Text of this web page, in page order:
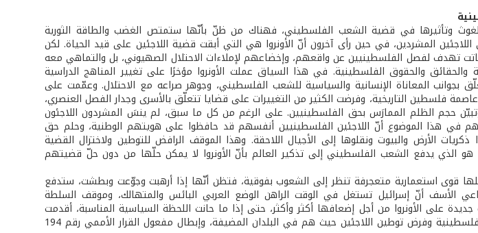
وتأثيرها في قضية الشعب الفلسطيني، فهناك من ظنّ بأنّها ستمتص الغضب والطاقة الثورية
المشردين، في حين رأى آخرون أنّ الأونروا هي التي أبقت قضية اللاجئين على قيد الحياة. لكن
تهدف لفصل الفلسطينيين عن واقعهم، وإخضاعهم لإملاءات الاحتلال الصهيوني، بل والتماهي معه
والحقوق الفلسطينية. في هذا السياق عملت الأونروا مؤخرًا على تغيير المناهج الدراسية
المعاناة الإنسانية والسياسية للشعب الفلسطيني، وجوهر صراعه مع الاحتلال. وعمّمت على
فلسطين التاريخية، وفرضت الكثير من التغييرات على قضايا تتعلّق بالأسرى وجدار الفصل العنصري،
وتبيّن حجم الظلم الممارَس بحق الفلسطينيين. على الرغم من كل ما سبق، لم ينسَ المشردون اللاجئون
في هذا الموضوع أنّ اللاجئين الفلسطينيين أنفسهم قد حافظوا على هويتهم الوطنية، وحلم حق
الأرض والبيوت ونقلوها إلى الأجيال اللاحقة. وهذا الموقف الرافض للتوطين ولاختزال القضية
يدفع الشعب الفلسطيني إلى تذكير العالم بأنّ الأونروا لا يمكن حلّها من دون حلّ قضيتهم
قوى استعمارية متعجرفة تنظر إلى الشعوب بفوقية، فتظن أنّها إذا أرهبت وجوّعت وبطشت، ستدفع
الأسف أنّ إسرائيل تستغل في الوقت الراهن الوضع العربي البائس والمتهالك، وموقف السلطة
على الأونروا من أجل إضعافها أكثر وأكثر، حتى إذا ما حانت اللحظة السياسية المناسبة، أقدمت
على الإجهاز عليها بهدف تصفية القضية الفلسطينية وفرض توطين اللاجئين حيث هم في البلدان المضيفة، وإبطال مفعول القرار الأممي رقم 194